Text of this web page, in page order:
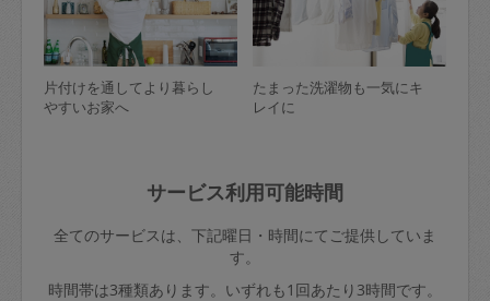
片付けを通してより暮らし
やすいお家へ
たまった洗濯物も一気にキ
レイに
サービス利用可能時間
全てのサービスは、下記曜日・時間にてご提供していま
す。
時間帯は3種類あります。いずれも1回あたり3時間です。